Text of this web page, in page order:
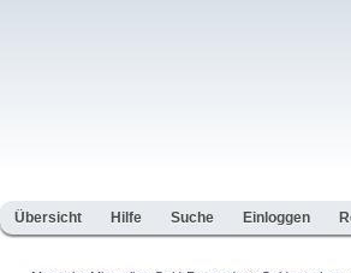
Übersicht Hilfe Suche Einloggen